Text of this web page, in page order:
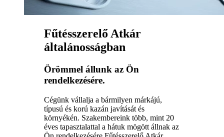
Fűtésszerelő Atkár
általánosságban
Örömmel állunk az Ön
rendelkezésére.
Cégünk vállalja a bármilyen márkájú,
típusú és korú kazán javítását és
környékén. Szakembereink több, mint 20
éves tapasztalattal a hátuk mögött állnak az